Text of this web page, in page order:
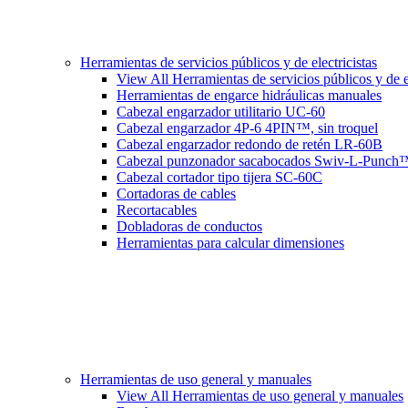
Herramientas de servicios públicos y de electricistas
View All Herramientas de servicios públicos y de
Herramientas de engarce hidráulicas manuales
Cabezal engarzador utilitario UC-60
Cabezal engarzador 4P-6 4PIN™, sin troquel
Cabezal engarzador redondo de retén LR-60B
Cabezal punzonador sacabocados Swiv-L-
Cabezal cortador tipo tijera SC-60C
Cortadoras de cables
Recortacables
Dobladoras de conductos
Herramientas para calcular dimensiones
Herramientas de uso general y manuales
View All Herramientas de uso general y manuales